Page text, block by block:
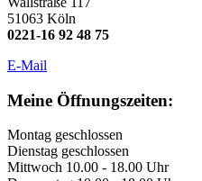
51063 Köln
0221-16 92 48 75
E-Mail
Meine Öffnungszeiten:
Montag geschlossen
Dienstag geschlossen
Mittwoch 10.00 - 18.00 Uhr